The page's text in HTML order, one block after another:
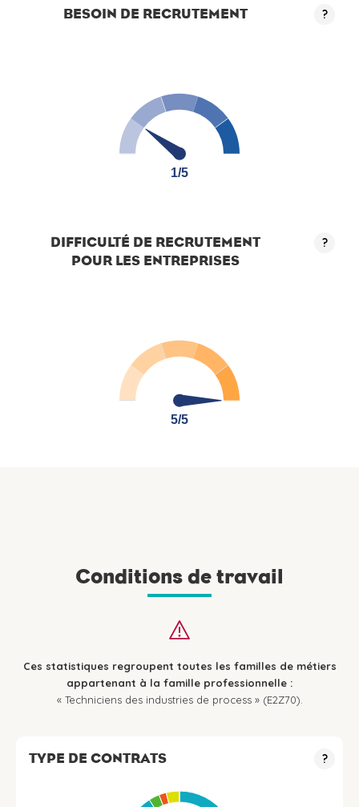
BESOIN DE RECRUTEMENT ?
1/5
1/5
DIFFICULTÉ DE RECRUTEMENT
POUR LES ENTREPRISES
?
5/5
5/5
Conditions de travail
Ces statistiques regroupent toutes les familles de métiers
appartenant à la famille professionnelle :
« Techniciens des industries de process » (E2Z70).
TYPE DE CONTRATS ?